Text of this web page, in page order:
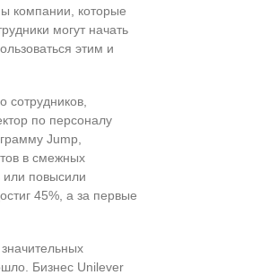
компании, которые
могут начать
этим и
сотрудников,
по персоналу
Jump,
в смежных
или повысили
45%, а за первые
Бизнес Unilever